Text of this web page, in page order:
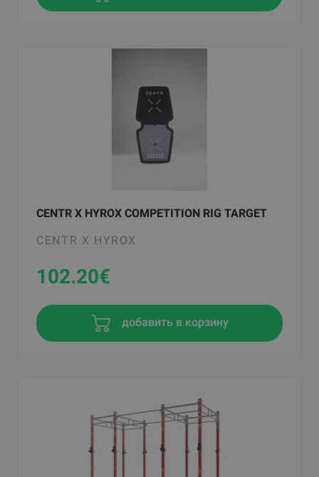
CENTR X HYROX COMPETITION RIG TARGET
CENTR X HYROX
102.20€
добавить в корзину